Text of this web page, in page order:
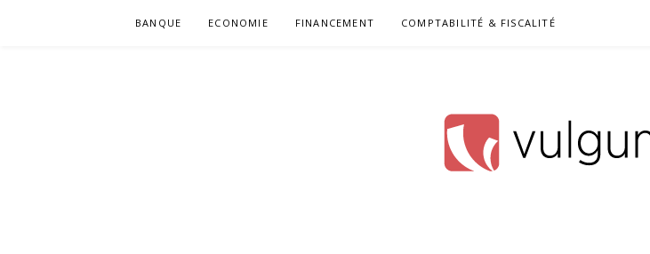
BANQUE ECONOMIE FINANCEMENT COMPTABILITÉ & FISCALITÉ